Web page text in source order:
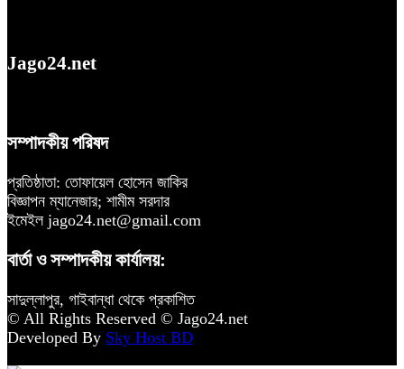
Jago24.net
সম্পাদকীয় পরিষদ
প্রতিষ্ঠাতা: তোফায়েল হোসেন জাকির
বিজ্ঞাপন ম্যানেজার; শামীম সরদার
ইমেইল jago24.net@gmail.com
বার্তা ও সম্পাদকীয় কার্যালয়:
সাদুল্লাপুর, গাইবান্ধা থেকে প্রকাশিত
© All Rights Reserved © Jago24.net
Developed By Sky Host BD